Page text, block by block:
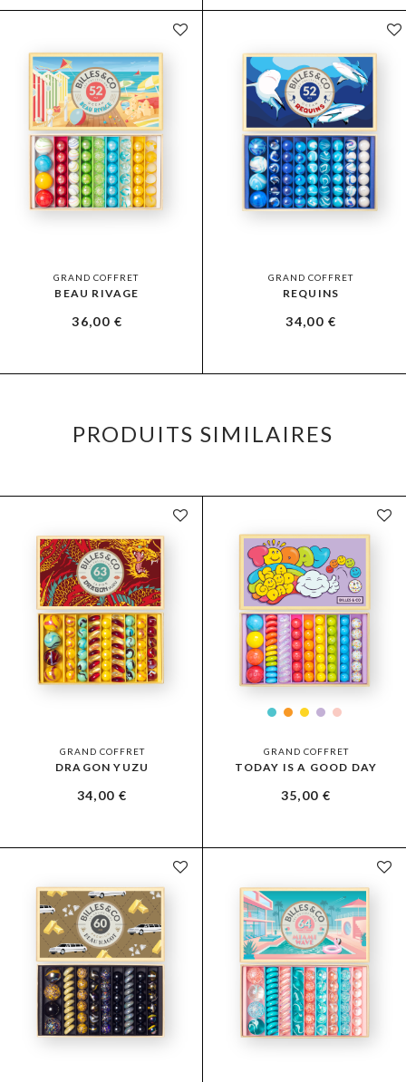
GRAND COFFRET
BEAU RIVAGE
36,00 €
GRAND COFFRET
REQUINS
34,00 €
PRODUITS SIMILAIRES
GRAND COFFRET
DRAGON YUZU
34,00€
GRAND COFFRET
TODAY IS A GOOD DAY
35,00€